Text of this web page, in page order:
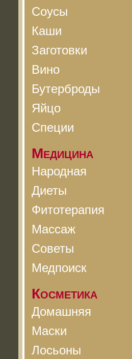
Соусы
Каши
Заготовки
Вино
Бутерброды
Яйцо
Специи
Медицина
Народная
Диеты
Фитотерапия
Массаж
Советы
Медпоиск
Косметика
Домашняя
Маски
Лосьоны